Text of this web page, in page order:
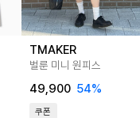
TMAKER
벌룬 미니 원피스
49,900 54%
쿠폰